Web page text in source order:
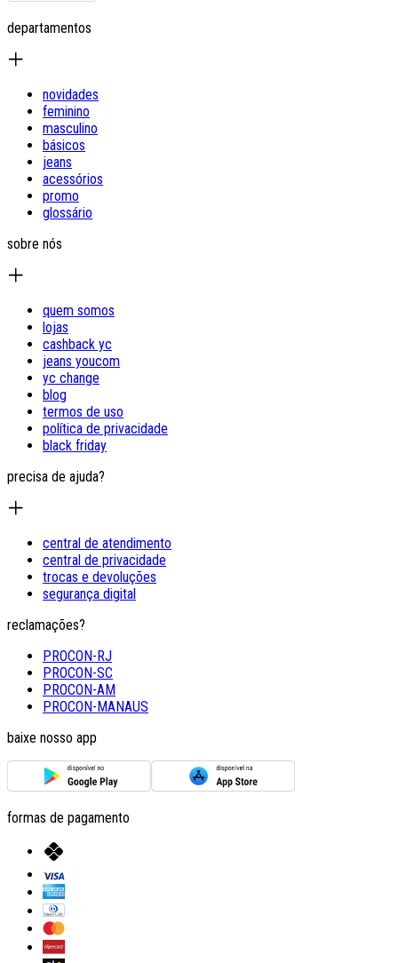
departamentos
novidades
feminino
masculino
básicos
jeans
acessórios
promo
glossário
sobre nós
quem somos
lojas
cashback yc
jeans youcom
yc change
blog
termos de uso
política de privacidade
black friday
precisa de ajuda?
central de atendimento
central de privacidade
trocas e devoluções
segurança digital
reclamações?
PROCON-RJ
PROCON-SC
PROCON-AM
PROCON-MANAUS
baixe nosso app
formas de pagamento